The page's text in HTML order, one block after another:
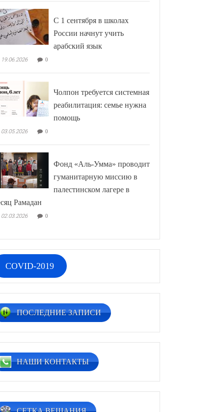
С 1 сентября в школах
России начнут учить
арабский язык
19.06.2026 0
Чолпон требуется системная
реабилитация: семье нужна
помощь
03.05.2026 0
Фонд «Аль-Умма» проводит
гуманитарную миссию в
палестинском лагере в
Рамадан
02.03.2026 0
COVID-2019
ПОСЛЕДНИЕ ЗАПИСИ
НАШИ КОНТАКТЫ